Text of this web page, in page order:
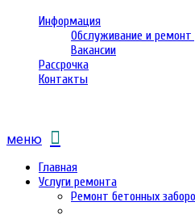
Информация
Обслуживание и ремонт
Вакансии
Рассрочка
Контакты
меню
Главная
Услуги ремонта
Ремонт бетонных